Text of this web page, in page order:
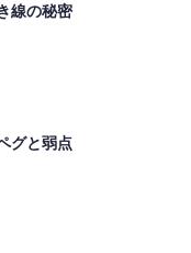
線の秘密
グと弱点